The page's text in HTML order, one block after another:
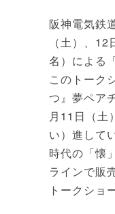
阪神電気鉄
（土）、
名）による
このトーク
つ』夢ペア
月11日（土
い）進して
時代の「懐
ラインで販
トークショ